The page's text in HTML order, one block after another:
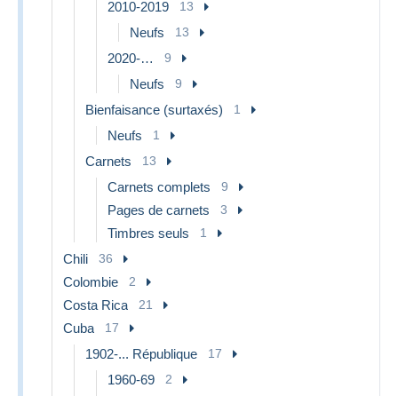
2010-2019 13
Neufs 13
2020-… 9
Neufs 9
Bienfaisance (surtaxés) 1
Neufs 1
Carnets 13
Carnets complets 9
Pages de carnets 3
Timbres seuls 1
Chili 36
Colombie 2
Costa Rica 21
Cuba 17
1902-... République 17
1960-69 2